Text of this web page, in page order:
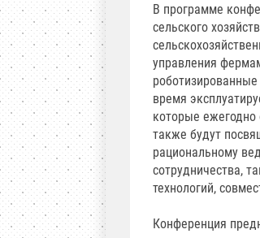
В программе
сельского
управления
время
которые ежегодно
также будут
рациональному
сотрудничества,
технологий,
Конференция